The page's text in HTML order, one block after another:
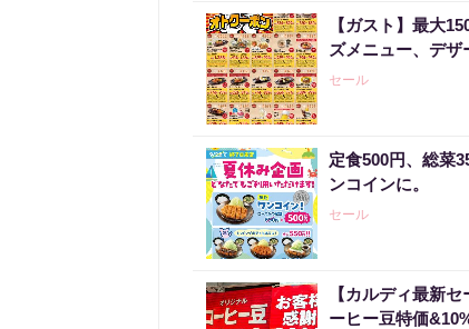
【ガスト】最大
ズメニュー、デザ
セール
定食500円、総菜
ンコインに。
セール
【カルディ最新
ーヒー豆特価